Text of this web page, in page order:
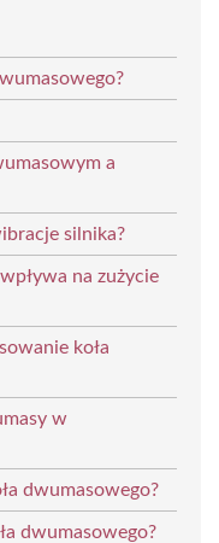
a
silnika?
na zużycie
koła
w
dwumasowego?
dwumasowego?